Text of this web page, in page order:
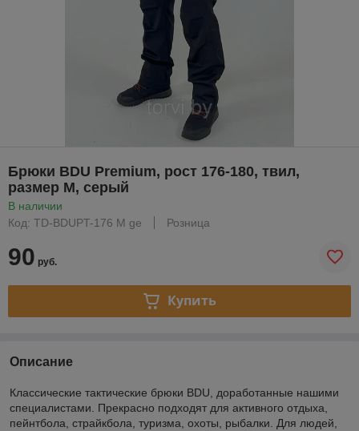
Брюки BDU Premium, рост 176-180, твил,
размер M, серый
В наличии
Код: TD-BDUPT-176 M ge
Розница
90 руб.
Купить
Описание
Классические тактические брюки BDU, доработанные нашими
специалистами. Прекрасно подходят для активного отдыха,
пейнтбола, страйкбола, туризма, охоты, рыбалки. Для людей,